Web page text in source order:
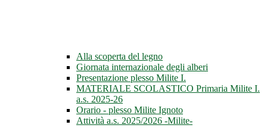
Alla scoperta del legno
Giornata internazionale degli alberi
Presentazione plesso Milite I.
MATERIALE SCOLASTICO Primaria Milite I.
a.s. 2025-26
Orario - plesso Milite Ignoto
Attività a.s. 2025/2026 -Milite-